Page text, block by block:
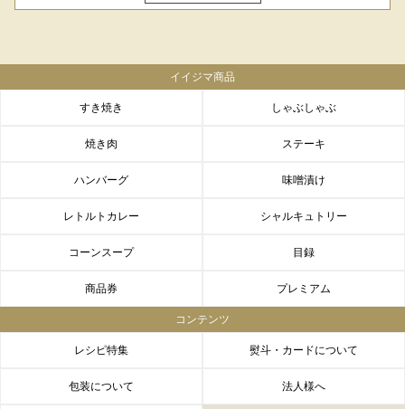
イイジマ商品
すき焼き しゃぶしゃぶ
焼き肉 ステーキ
ハンバーグ 味噌漬け
レトルトカレー シャルキュトリー
コーンスープ 目録
商品券 プレミアム
コンテンツ
レシピ特集 熨斗・カードについて
包装について 法人様へ